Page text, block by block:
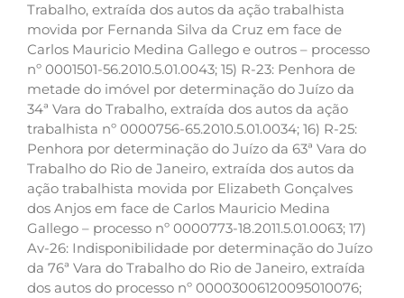
Trabalho, extraída dos autos da ação trabalhista
movida por Fernanda Silva da Cruz em face de
Carlos Mauricio Medina Gallego e outros – processo
nº 0001501-56.2010.5.01.0043; 15) R-23: Penhora de
metade do imóvel por determinação do Juízo da
34ª Vara do Trabalho, extraída dos autos da ação
trabalhista nº 0000756-65.2010.5.01.0034; 16) R-25:
Penhora por determinação do Juízo da 63ª Vara do
Trabalho do Rio de Janeiro, extraída dos autos da
ação trabalhista movida por Elizabeth Gonçalves
dos Anjos em face de Carlos Mauricio Medina
Gallego – processo nº 0000773-18.2011.5.01.0063; 17)
Av-26: Indisponibilidade por determinação do Juízo
da 76ª Vara do Trabalho do Rio de Janeiro, extraída
dos autos do processo nº 00003006120095010076;